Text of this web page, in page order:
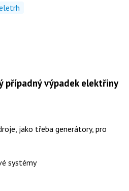
případný výpadek elektřiny
jako třeba generátory, pro
systémy